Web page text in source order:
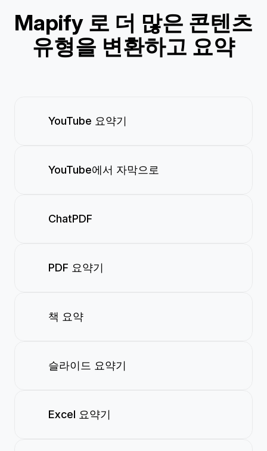
Mapify 로 더 많은 콘텐츠
유형을 변환하고 요약
YouTube 요약기
YouTube에서 자막으로
ChatPDF
PDF 요약기
책 요약
슬라이드 요약기
Excel 요약기